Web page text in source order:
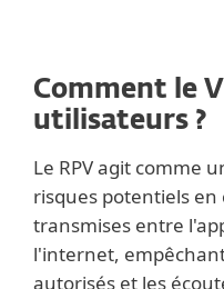
Comment le
utilisateurs ?
Le RPV agit comme
risques potentiels
transmises entre
l'internet,
autorisés et les